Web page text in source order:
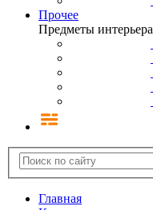
Прочее
Предметы интерьера
Главная